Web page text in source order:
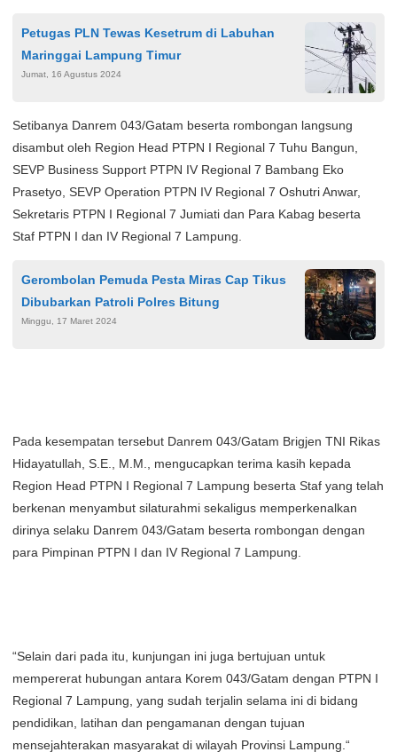
Petugas PLN Tewas Kesetrum di Labuhan
Maringgai Lampung Timur
Jumat, 16 Agustus 2024
Setibanya Danrem 043/Gatam beserta rombongan langsung
disambut oleh Region Head PTPN I Regional 7 Tuhu Bangun,
SEVP Business Support PTPN IV Regional 7 Bambang Eko
Prasetyo, SEVP Operation PTPN IV Regional 7 Oshutri Anwar,
Sekretaris PTPN I Regional 7 Jumiati dan Para Kabag beserta
Staf PTPN I dan IV Regional 7 Lampung.
Gerombolan Pemuda Pesta Miras Cap Tikus
Dibubarkan Patroli Polres Bitung
Minggu, 17 Maret 2024
Pada kesempatan tersebut Danrem 043/Gatam Brigjen TNI Rikas
Hidayatullah, S.E., M.M., mengucapkan terima kasih kepada
Region Head PTPN I Regional 7 Lampung beserta Staf yang telah
berkenan menyambut silaturahmi sekaligus memperkenalkan
dirinya selaku Danrem 043/Gatam beserta rombongan dengan
para Pimpinan PTPN I dan IV Regional 7 Lampung.
“Selain dari pada itu, kunjungan ini juga bertujuan untuk
mempererat hubungan antara Korem 043/Gatam dengan PTPN I
Regional 7 Lampung, yang sudah terjalin selama ini di bidang
pendidikan, latihan dan pengamanan dengan tujuan
mensejahterakan masyarakat di wilayah Provinsi Lampung.“